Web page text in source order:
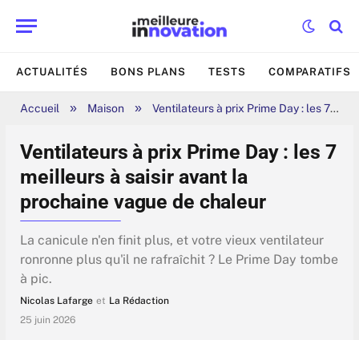
ACTUALITÉS BONS PLANS TESTS COMPARATIFS
Accueil » Maison » Ventilateurs à prix Prime Day : les 7 meilleurs à saisir avant la prochaine vague de chaleur
Ventilateurs à prix Prime Day : les 7
meilleurs à saisir avant la
prochaine vague de chaleur
La canicule n'en finit plus, et votre vieux ventilateur
ronronne plus qu'il ne rafraîchit ? Le Prime Day tombe
à pic.
Nicolas Lafarge et La Rédaction
25 juin 2026